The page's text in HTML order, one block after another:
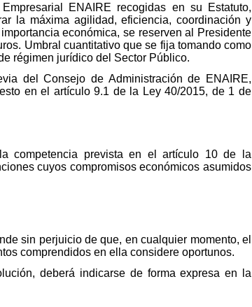
ENAIRE recogidas en su Estatuto,
la máxima agilidad, eficiencia, coordinación y
económica, se reserven al Presidente
Umbral cuantitativo que se fija tomando como
régimen jurídico del Sector Público.
del Consejo de Administración de ENAIRE,
en el artículo 9.1 de la Ley 40/2015, de 1 de
competencia prevista en el artículo 10 de la
cuyos compromisos económicos asumidos
sin perjuicio de que, en cualquier momento, el
comprendidos en ella considere oportunos.
deberá indicarse de forma expresa en la